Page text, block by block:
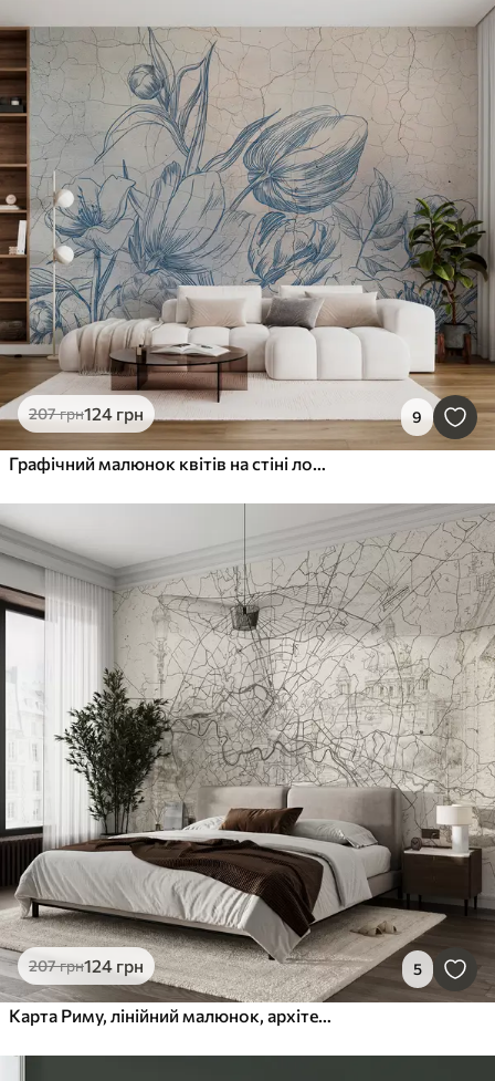
207грн124 грн 9
Графічний малюнок квітів на стіні лофт
207грн124 грн 5
Карта Риму, лінійний малюнок, архітектура, Італія, бежеві кольори